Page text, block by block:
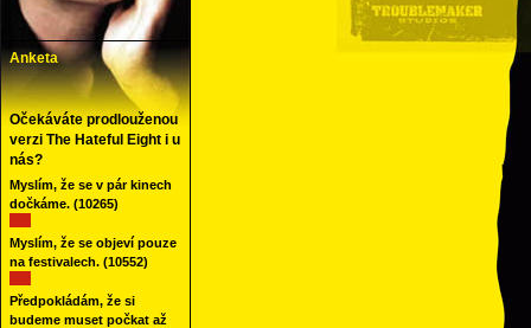
Anketa
Očekáváte prodlouženou
verzi The Hateful Eight i u
nás?
Myslím, že se v pár kinech
dočkáme. (10265)
Myslím, že se objeví pouze
na festivalech. (10552)
Předpokládám, že si
budeme muset počkat až